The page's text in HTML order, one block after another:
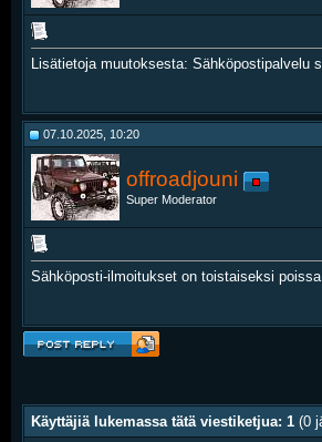
Lisätietoja muutoksesta: Sähköpostipalvelu
07.10.2025, 10:20
offroadjouni
Super Moderator
Sähköposti-ilmoitukset on toistaiseksi
Käyttäjiä lukemassa tätä viestiketjua: 1 (0